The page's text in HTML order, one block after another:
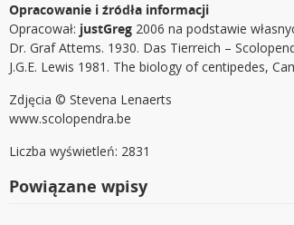
Opracowanie i źródła informacji
Opracował: justGreg 2006 na podstawie
Dr. Graf Attems. 1930. Das Tierreich –
J.G.E. Lewis 1981. The biology of centipedes,
Zdjęcia © Stevena Lenaerts
www.scolopendra.be
Liczba wyświetleń: 2831
Powiązane wpisy